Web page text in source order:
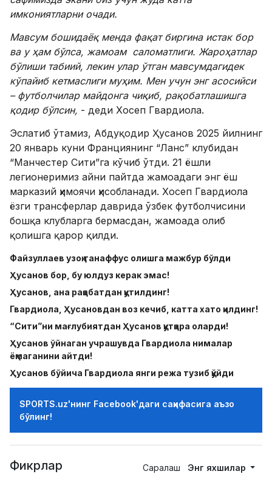
имкониятларни очади.
Мавсум бошидаёқ менда фақат биргина истак бор
ва у ҳам бўлса, жамоам саломатлиги. Жароҳатлар
бўлиши табиий, лекин улар ўтган мавсумдагидек
кўпайиб кетмаслиги муҳим. Мен учун энг асосийси
– футболчилар майдонга чиқиб, рақобатлашишга
қодир бўлсин, - деди Хосеп Гвардиола.
Эслатиб ўтамиз, Абдуқодир Ҳусанов 2025 йилнинг
20 январь куни Франциянинг “Ланс” клубидан
“Манчестер Сити”га кўчиб ўтди. 21 ёшли
легионеримиз айни пайтда жамоадаги энг ёш
марказий ҳимоячи ҳисобланади. Хосеп Гвардиола
ёзги трансферлар даврида ўзбек футболчисини
бошқа клубларга бермасдан, жамоада олиб
қолишга қарор қилди.
Файзуллаев узоқ танаффус олишга мажбур бўлди
Ҳусанов бор, бу юлдуз керак эмас!
Ҳусанов, ана рақобатдан қутилдинг!
Гвардиола, Ҳусановдан воз кечиб, катта хато қилдинг!
“Сити”ни мағлубиятдан Ҳусанов қутқара оларди!
Ҳусанов ўйнаган учрашувда Гвардиола нималар
ёқмаганини айтди!
Ҳусанов бўйича Гвардиола янги режа тузиб қўйди
SPORTS.uz'нинг Facebook'даги саҳифасига аъзо
бўлинг!
Фикрлар Саралаш Энг яхшилар